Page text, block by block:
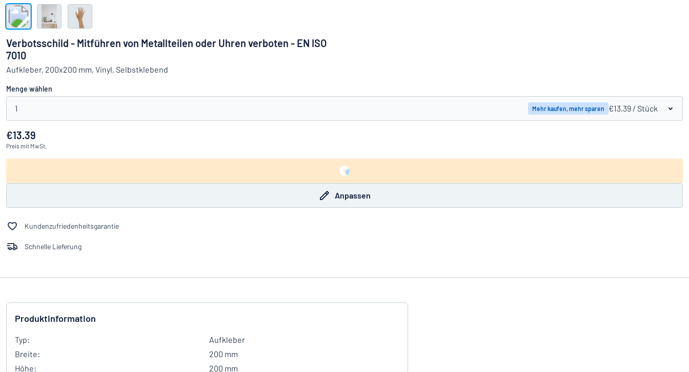
Alle Kategorien anzeigen
Einloggen
Verbotsschild - Mitführen von Metallteilen oder Uhren verboten - EN ISO
7010
Aufkleber, 200x200 mm, Vinyl, Selbstklebend
Menge wählen
1 Mehr kaufen, mehr sparen €13.39 / Stück
€13.39
Preis mit MwSt.
Anpassen
Kundenzufriedenheitsgarantie
Schnelle Lieferung
Produktinformation
Typ:
Aufkleber
Breite:
200 mm
Höhe:
200 mm